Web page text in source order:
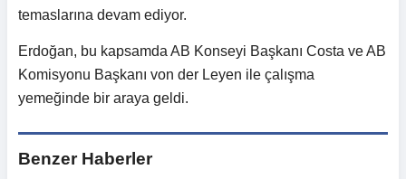
temaslarına devam ediyor.
Erdoğan, bu kapsamda AB Konseyi Başkanı Costa ve AB
Komisyonu Başkanı von der Leyen ile çalışma
yemeğinde bir araya geldi.
Benzer Haberler